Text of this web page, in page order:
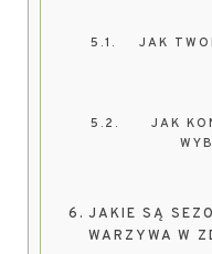
JAK
JAK
JAKIE SĄ
WARZYWA W